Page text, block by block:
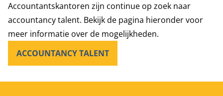
Accountantskantoren zijn continue op zoek naar
accountancy talent. Bekijk de pagina hieronder voor
meer informatie over de mogelijkheden.
ACCOUNTANCY TALENT